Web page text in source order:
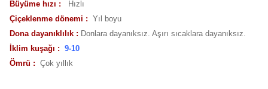
Büyüme hızı : Hızlı
Çiçeklenme dönemi : Yıl boyu
Dona dayanıklılık : Donlara dayanıksız. Aşırı sıcaklara dayanıksız.
İklim kuşağı : 9-10
Ömrü : Çok yıllık